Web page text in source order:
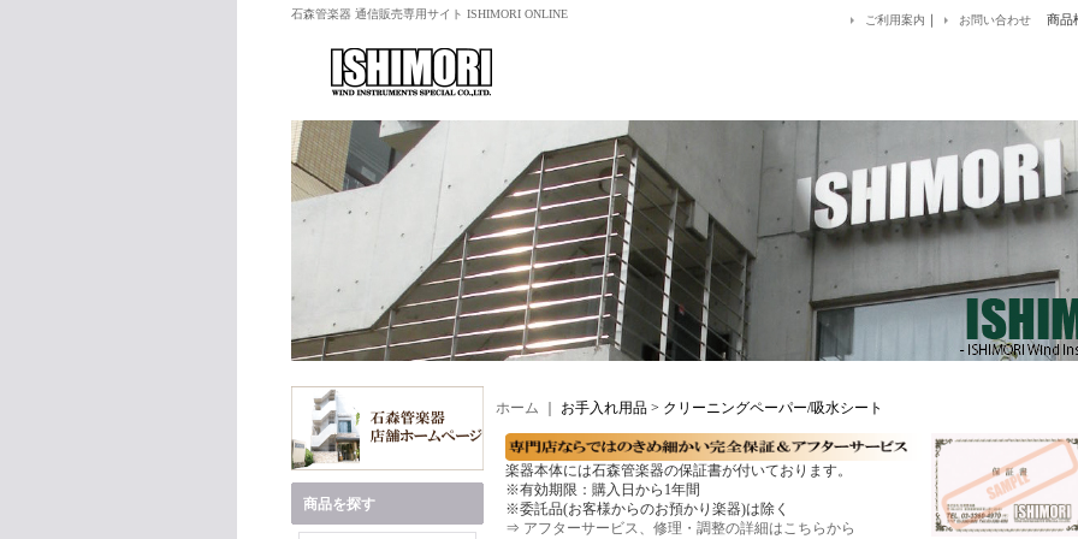
石森管楽器 通信販売専用サイト ISHIMORI ONLINE ご利用案内 ｜ お問い合わせ 商品
商品を探す
ホーム お手入れ用品 > クリーニングペーパー/吸水シート
楽器本体には石森管楽器の保証書が付いております。
※有効期限：購入日から1年間
※委託品(お客様からのお預かり楽器)は除く
⇒ アフターサービス、修理・調整の詳細はこちらから